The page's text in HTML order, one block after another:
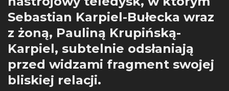
Sebastian Karpiel-Bułecka wraz
z żoną, Pauliną Krupińską-
Karpiel, subtelnie odsłaniają
przed widzami fragment swojej
bliskiej relacji.